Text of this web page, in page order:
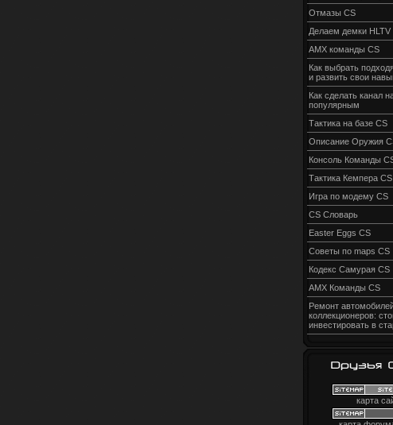
Отмазы CS
Делаем демки HLTV
AMX команды CS
Как выбрать
и развить свои
Как сделать канал
популярным
Тактика на базе CS
Описание Оружия
Консоль Команды
Тактика Кемпера CS
Игра по модему CS
CS Словарь
Easter Eggs CS
Советы по maps CS
Кодекс Самурая CS
AMX Команды CS
Ремонт
коллекционеров:
инвестировать в
карта